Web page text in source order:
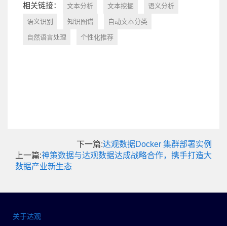
相关链接： 文本分析 文本挖掘 语义分析
语义识别 知识图谱 自动文本分类
自然语言处理 个性化推荐
下一篇:达观数据Docker 集群部署实例
上一篇:神策数据与达观数据达成战略合作，携手打造大
数据产业新生态
关于达观